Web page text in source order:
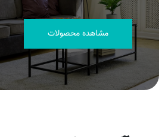
مشاهده محصولات